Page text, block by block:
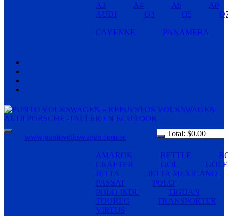
A3 A4 A6
A8
AUDI
Q3 Q5
CAYENNE PANAMERA
Total: $0.00
www.puntovolkswagen.com.ec
AMAROK BETTLE
CRAFTER
GOL
GOLF
JETTA
JETTA MEXICANO
PASSAT
POLO
POLO INDU
TIGUAN
TOUREG
TRANSPORTER
VIRTUS